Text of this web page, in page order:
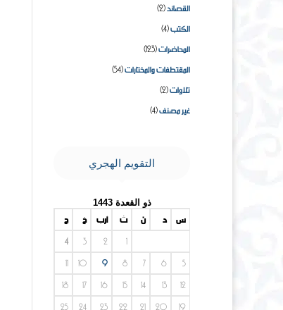
القصائد(2)
الكتب(4)
المحاضرات(123)
المقتطفات والمختارات(54)
تلاوات(2)
غير مصنف(4)
التقويم الهجري
ذو القعدة 1443
س د ن ث أرب خ ج
1
2
3
4
5
6
7
8
9
10
11
12
13
14
15
16
17
18
19
20
21
22
23
24
25